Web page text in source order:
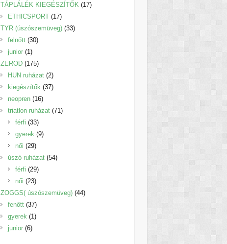
termék
TÁPLÁLÉK KIEGÉSZÍTŐK 1717
ETHICSPORT 1717
termék
TYR (úszószemüveg) 3333
felnőtt 3030
junior 11
termék
ZEROD 175175
termék
HUN ruházat 22
termék
kiegészítők 3737
neopren 1616
termék
triatlon ruházat 7171
férfi 3333
termék
gyerek 99
női 2929
termék
úszó ruházat 5454
férfi 2929
női 2323
termék
ZOGGS( úszószemüveg) 4444
fenőtt 3737
termék
gyerek 11
junior 66